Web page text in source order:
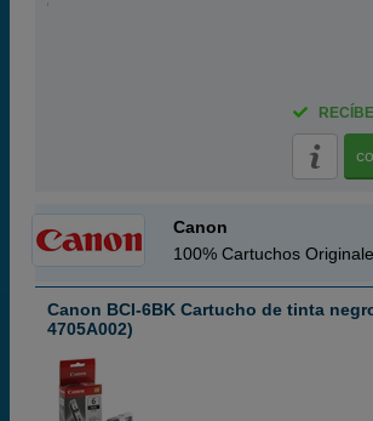
Canon
100% Cartuchos
Canon BCI-6BK Cartucho de tinta
4705A002)